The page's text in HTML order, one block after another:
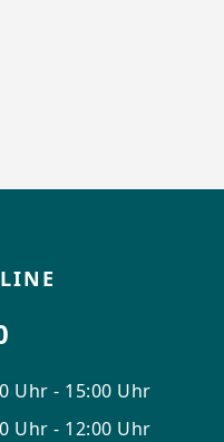
Uhr - 15:00 Uhr
Uhr - 12:00 Uhr